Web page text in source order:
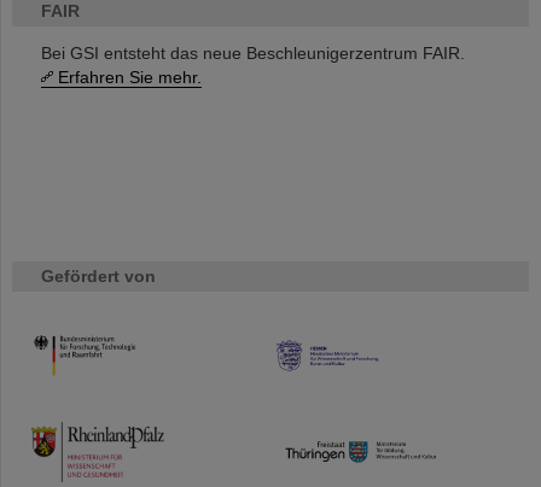
FAIR
Bei GSI entsteht das neue Beschleunigerzentrum FAIR.
Erfahren Sie mehr.
Gefördert von
HMWK
TMWWDG